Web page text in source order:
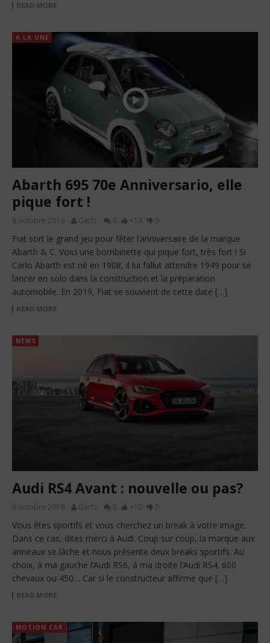
READ MORE
A LA UNE
Abarth 695 70e Anniversario, elle
pique fort !
8 octobre 2019 Garfz 0 +14 0
Fiat sort le grand jeu pour fêter l’anniversaire de la marque
Abarth & C. Voici une bombinette qui pique fort, très fort ! Si
Carlo Abarth est né en 1908, il lui fallut attendre 1949 pour se
lancer en solo dans la construction et la préparation
automobile. En 2019, Fiat se souvient de cette date […]
READ MORE
NEWS
Audi RS4 Avant : nouvelle ou pas?
6 octobre 2019 Garfz 0 +10 0
Vous êtes sportifs et vous cherchez un break à votre image.
Dans ce cas, dites merci à Audi. Coup sur coup, la marque aux
anneaux se lâche et nous présente deux breaks sportifs. Au
choix, à ma gauche l’Audi RS6, à ma droite l’Audi RS4. 600
chevaux ou 450… Car si le constructeur affirme que […]
READ MORE
MOTION CAR